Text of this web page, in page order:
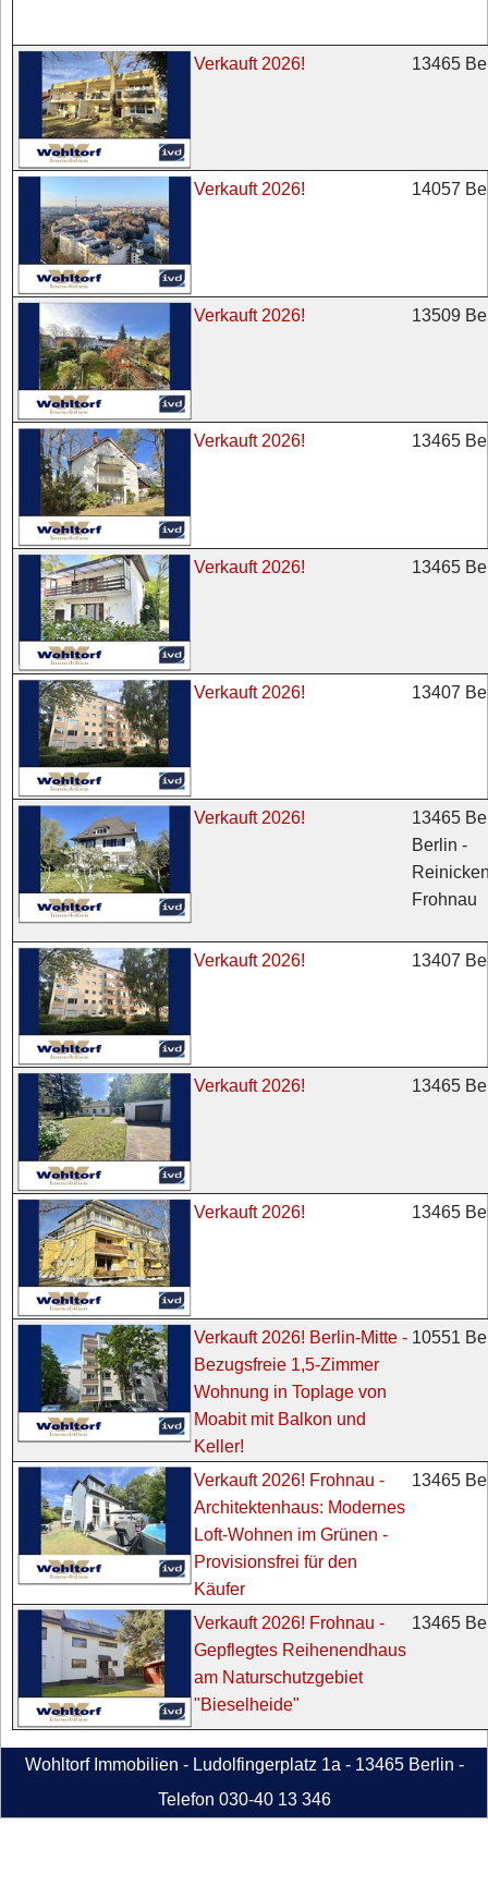
Verkauft 2026! 13465
Verkauft 2026! 14057
Verkauft 2026! 13509
Verkauft 2026! 13465
Verkauft 2026! 13465
Verkauft 2026! 13407
Verkauft 2026!
13465
Berlin -
Frohnau
Verkauft 2026! 13407
Verkauft 2026! 13465
Verkauft 2026! 13465
Verkauft 2026! Berlin-Mitte -
Bezugsfreie 1,5-Zimmer
Wohnung in Toplage von
Moabit mit Balkon und
Keller!
10551
Verkauft 2026! Frohnau -
Architektenhaus: Modernes
Loft-Wohnen im Grünen -
Provisionsfrei für den
Käufer
13465
Verkauft 2026! Frohnau -
Gepflegtes Reihenendhaus
am Naturschutzgebiet
"Bieselheide"
13465
Wohltorf Immobilien - Ludolfingerplatz 1a - 13465 Berlin -
Telefon 030-40 13 346